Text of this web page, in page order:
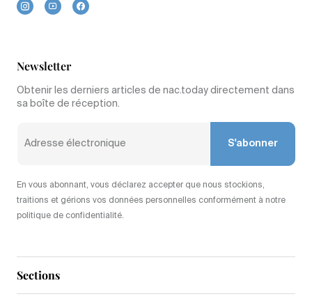
Sections
Newsletter
Obtenir les derniers articles de nac.today directement dans
sa boîte de réception.
S'abonner
En vous abonnant, vous déclarez accepter que nous stockions,
traitions et gérions vos données personnelles conformément à notre
politique de confidentialité.